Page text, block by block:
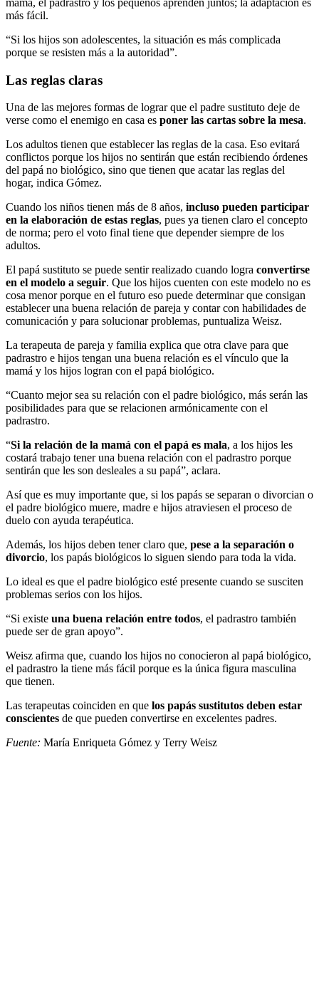
mamá, el padrastro y los pequeños aprenden juntos; la adaptación es
más fácil.
“Si los hijos son adolescentes, la situación es más complicada
porque se resisten más a la autoridad”.
Las reglas claras
Una de las mejores formas de lograr que el padre sustituto deje de
verse como el enemigo en casa es poner las cartas sobre la mesa.
Los adultos tienen que establecer las reglas de la casa. Eso evitará
conflictos porque los hijos no sentirán que están recibiendo órdenes
del papá no biológico, sino que tienen que acatar las reglas del
hogar, indica Gómez.
Cuando los niños tienen más de 8 años, incluso pueden participar
en la elaboración de estas reglas, pues ya tienen claro el concepto
de norma; pero el voto final tiene que depender siempre de los
adultos.
El papá sustituto se puede sentir realizado cuando logra convertirse
en el modelo a seguir. Que los hijos cuenten con este modelo no es
cosa menor porque en el futuro eso puede determinar que consigan
establecer una buena relación de pareja y contar con habilidades de
comunicación y para solucionar problemas, puntualiza Weisz.
La terapeuta de pareja y familia explica que otra clave para que
padrastro e hijos tengan una buena relación es el vínculo que la
mamá y los hijos logran con el papá biológico.
“Cuanto mejor sea su relación con el padre biológico, más serán las
posibilidades para que se relacionen armónicamente con el
padrastro.
“Si la relación de la mamá con el papá es mala, a los hijos les
costará trabajo tener una buena relación con el padrastro porque
sentirán que les son desleales a su papá”, aclara.
Así que es muy importante que, si los papás se separan o divorcian o
el padre biológico muere, madre e hijos atraviesen el proceso de
duelo con ayuda terapéutica.
Además, los hijos deben tener claro que, pese a la separación o
divorcio, los papás biológicos lo siguen siendo para toda la vida.
Lo ideal es que el padre biológico esté presente cuando se susciten
problemas serios con los hijos.
“Si existe una buena relación entre todos, el padrastro también
puede ser de gran apoyo”.
Weisz afirma que, cuando los hijos no conocieron al papá biológico,
el padrastro la tiene más fácil porque es la única figura masculina
que tienen.
Las terapeutas coinciden en que los papás sustitutos deben estar
conscientes de que pueden convertirse en excelentes padres.
Fuente: María Enriqueta Gómez y Terry Weisz